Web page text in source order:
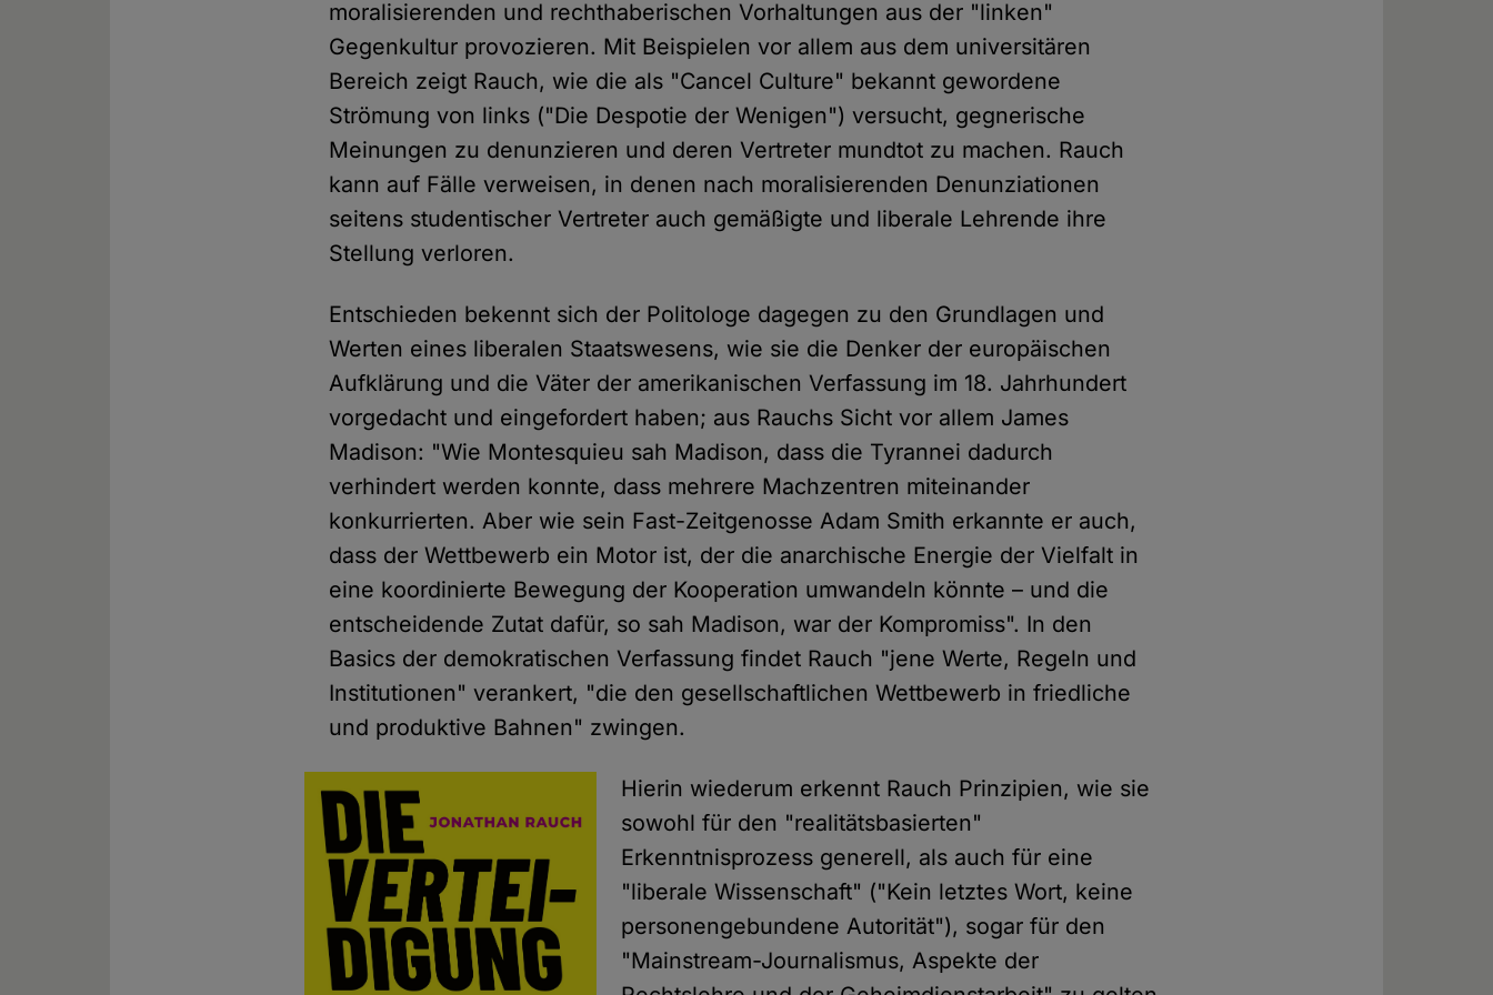
moralisierenden und rechthaberischen Vorhaltungen aus der "linken"
Gegenkultur provozieren. Mit Beispielen vor allem aus dem universitären
Bereich zeigt Rauch, wie die als "Cancel Culture" bekannt gewordene
Strömung von links ("Die Despotie der Wenigen") versucht, gegnerische
Meinungen zu denunzieren und deren Vertreter mundtot zu machen. Rauch
kann auf Fälle verweisen, in denen nach moralisierenden Denunziationen
seitens studentischer Vertreter auch gemäßigte und liberale Lehrende ihre
Stellung verloren.
Entschieden bekennt sich der Politologe dagegen zu den Grundlagen und
Werten eines liberalen Staatswesens, wie sie die Denker der europäischen
Aufklärung und die Väter der amerikanischen Verfassung im 18. Jahrhundert
vorgedacht und eingefordert haben; aus Rauchs Sicht vor allem James
Madison: "Wie Montesquieu sah Madison, dass die Tyrannei dadurch
verhindert werden konnte, dass mehrere Machzentren miteinander
konkurrierten. Aber wie sein Fast-Zeitgenosse Adam Smith erkannte er auch,
dass der Wettbewerb ein Motor ist, der die anarchische Energie der Vielfalt in
eine koordinierte Bewegung der Kooperation umwandeln könnte – und die
entscheidende Zutat dafür, so sah Madison, war der Kompromiss". In den
Basics der demokratischen Verfassung findet Rauch "jene Werte, Regeln und
Institutionen" verankert, "die den gesellschaftlichen Wettbewerb in friedliche
und produktive Bahnen" zwingen.
Hierin wiederum erkennt Rauch Prinzipien, wie sie
sowohl für den "realitätsbasierten"
Erkenntnisprozess generell, als auch für eine
"liberale Wissenschaft" ("Kein letztes Wort, keine
personengebundene Autorität"), sogar für den
"Mainstream-Journalismus, Aspekte der